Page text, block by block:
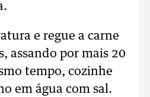
e regue a carne
assando por mais 20
tempo, cozinhe
em água com sal.